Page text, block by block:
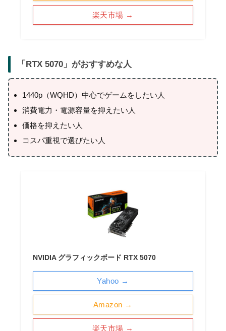
楽天市場 →
「 RTX 5070 」がおすすめな人
1440p（WQHD）中心でゲームをしたい人
消費電力・電源容量を抑えたい人
価格を抑えたい人
コスパ重視で選びたい人
NVIDIA グラフィックボード RTX 5070
Amazon →
楽天市場 →
Yahoo →